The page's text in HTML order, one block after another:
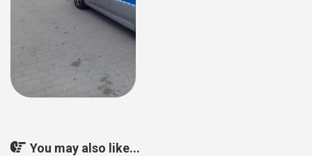
You may also like...